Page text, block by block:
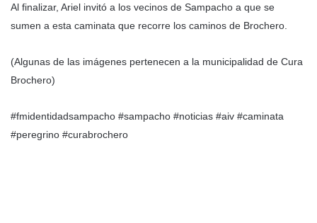
Al finalizar, Ariel invitó a los vecinos de Sampacho a que se
sumen a esta caminata que recorre los caminos de Brochero.
(Algunas de las imágenes pertenecen a la municipalidad de Cura
Brochero)
#fmidentidadsampacho #sampacho #noticias #aiv #caminata
#peregrino #curabrochero